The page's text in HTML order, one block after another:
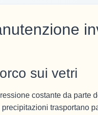
sui vetri
costante da parte
trasportano